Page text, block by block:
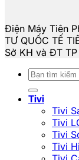
Điện Máy Tiên
TƯ QUỐC TẾ
Sở KH và ĐT
Tìm
kiếm:
Tivi
Tivi
Tivi
Tivi
Tivi